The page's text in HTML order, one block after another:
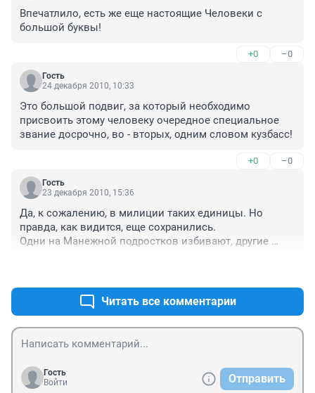
Впечатлило, есть же еще настоящие Человеки с
большой буквы!
+0 –0
Гость
24 декабря 2010, 10:33
Это большой подвиг, за который необходимо
присвоить этому человеку очередное специальное
+0 –0
Гость
23 декабря 2010, 15:36
Да, к сожалению, в милиции таких единицы. Но
правда, как видится, еще сохранились.
Одни на Манежной подростков избивают, другие
Читать все комментарии
Гость
Войти
Отправить